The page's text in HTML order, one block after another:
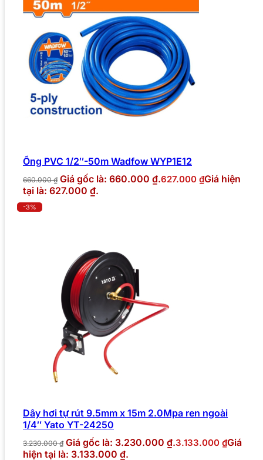
Ống PVC 1/2″-50m Wadfow WYP1E12
660.000₫ Giá gốc là: 660.000 ₫.627.000 ₫Giá hiện
tại là: 627.000 ₫.
-3%
Dây hơi tự rút 9.5mm x 15m 2.0Mpa ren ngoài
1/4″ Yato YT-24250
3.230.000₫ Giá gốc là: 3.230.000 ₫.3.133.000 ₫Giá
hiện tại là: 3.133.000 ₫.